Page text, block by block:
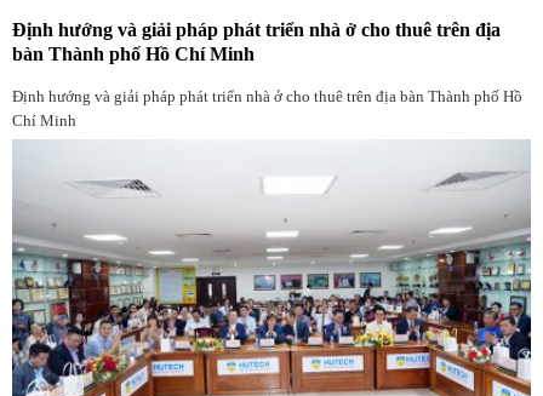
Định hướng và giải pháp phát triển nhà ở cho thuê trên địa
bàn Thành phố Hồ Chí Minh
Định hướng và giải pháp phát triển nhà ở cho thuê trên địa bàn Thành phố Hồ
Chí Minh